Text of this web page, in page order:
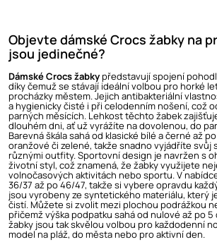
Objevte dámské Crocs žabky na
jsou jedinečné?
Dámské Crocs žabkypředstavují spojení
díky čemuž se stávají ideální volbou pro horké
procházky městem. Jejich antibakteriální
a hygienicky čisté i při celodenním nošení, což
parných měsících. Lehkost těchto žabek
dlouhém dni, ať už vyrážíte na dovolenou, do
Barevná škála sahá od klasické bílé a černé až
oranžové či zelené, takže snadno vyjádříte svůj
různými outfity. Sportovní design je navržen s
životní styl, což znamená, že žabky využijete
volnočasových aktivitách nebo sportu. V
36/37 až po 46/47, takže si vybere opravdu
jsou vyrobeny ze syntetického materiálu, který
čistí. Můžete si zvolit mezi plochou podrážkou
přičemž výška podpatku sahá od nulové až po
žabky jsou tak skvělou volbou pro každodenní
model na pláž, do města nebo pro aktivní den.